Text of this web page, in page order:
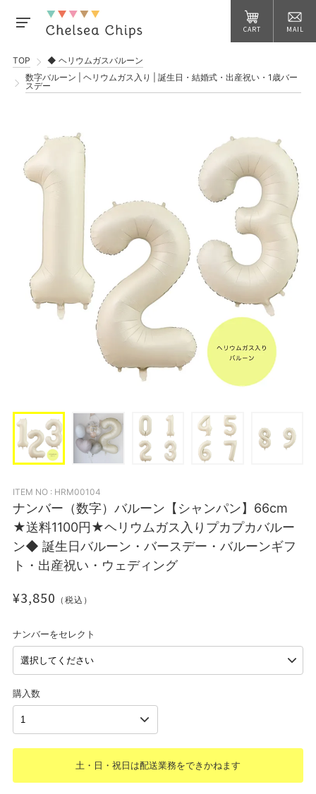
CART MAIL
TOP
◆ ヘリウムガスバルーン
数字バルーン | ヘリウムガス入り | 誕生日・結婚式・出産祝い・1歳バー
スデー
ITEM NO : HRM00104
ナンバー（数字）バルーン【シャンパン】66cm
★送料1100円★ヘリウムガス入りプカプカバルー
ン◆ 誕生日バルーン・バースデー・バルーンギフ
ト・出産祝い・ウェディング
¥3,850 （税込）
ナンバーをセレクト
購入数
土・日・祝日は配送業務をできかねます